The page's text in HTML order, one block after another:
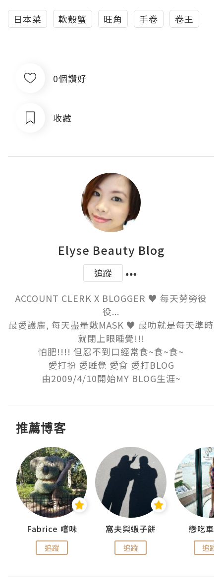
日本菜 軟殼蟹 旺角 手卷 卷王
0個讚好
收藏
Elyse Beauty Blog
追蹤
ACCOUNT CLERK X BLOGGER ♥ 每天勞勞役
役...
最愛護膚, 每天盡量敷MASK ♥ 最叻就是每天準時
就閉上眼睡覺!!!
怕肥!!!! 但忍不到口經常食~食~食~
愛打扮 愛睡覺 愛食 愛打BLOG
由2009/4/10開始MY BLOG生涯~
推薦博客
Fabrice 嚐味
追蹤
窩夫與蝦子餅
追蹤
戀吃車
追蹤